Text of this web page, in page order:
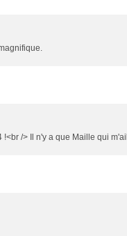
/> Il n'y a que Maille qui